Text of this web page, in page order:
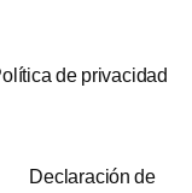
de privacidad
Declaración de